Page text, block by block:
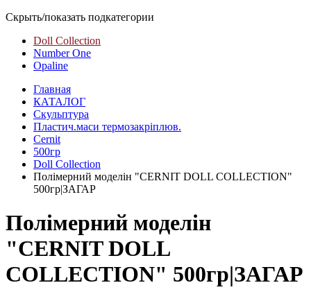
Скрыть/показать подкатегории
Doll Collection
Number One
Opaline
Главная
КАТАЛОГ
Скульптура
Пластич.маси термозакріплюв.
Cernit
500гр
Doll Collection
Полімерний моделін "CERNIT DOLL COLLECTION"
500гр|ЗАГАР
Полімерний моделін
"CERNIT DOLL
COLLECTION" 500гр|ЗАГАР